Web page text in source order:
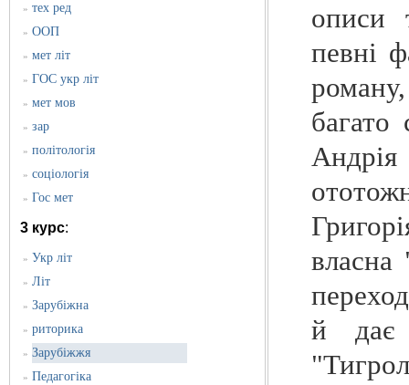
» тех ред
» ООП
» мет літ
» ГОС укр літ
» мет мов
» зар
» політологія
» соціологія
» Гос мет
3 курс:
» Укр літ
» Літ
» Зарубіжна
» риторика
» Зарубіжжя
» Педагогіка
описи
певні
власна
й дає